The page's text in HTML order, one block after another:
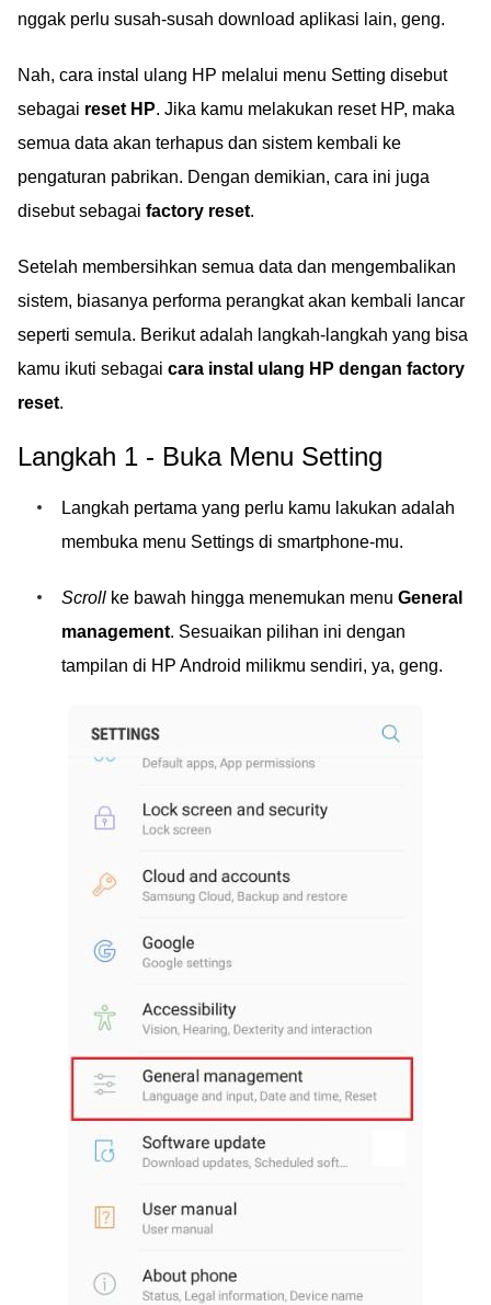
nggak perlu susah-susah download aplikasi lain, geng.
Nah, cara instal ulang HP melalui menu Setting disebut
sebagai reset HP. Jika kamu melakukan reset HP, maka
semua data akan terhapus dan sistem kembali ke
pengaturan pabrikan. Dengan demikian, cara ini juga
disebut sebagai factory reset.
Setelah membersihkan semua data dan mengembalikan
sistem, biasanya performa perangkat akan kembali lancar
seperti semula. Berikut adalah langkah-langkah yang bisa
kamu ikuti sebagai cara instal ulang HP dengan factory
reset.
Langkah 1 - Buka Menu Setting
Langkah pertama yang perlu kamu lakukan adalah
membuka menu Settings di smartphone-mu.
Scroll ke bawah hingga menemukan menu General
management. Sesuaikan pilihan ini dengan
tampilan di HP Android milikmu sendiri, ya, geng.